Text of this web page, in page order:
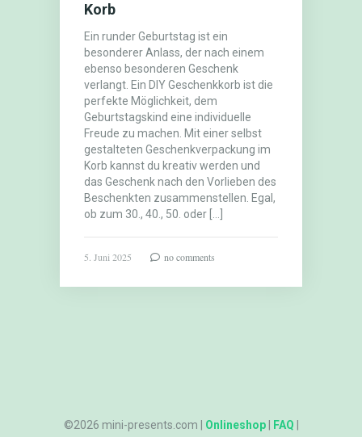
Korb
Ein runder Geburtstag ist ein
besonderer Anlass, der nach einem
ebenso besonderen Geschenk
verlangt. Ein DIY Geschenkkorb ist die
perfekte Möglichkeit, dem
Geburtstagskind eine individuelle
Freude zu machen. Mit einer selbst
gestalteten Geschenkverpackung im
Korb kannst du kreativ werden und
das Geschenk nach den Vorlieben des
Beschenkten zusammenstellen. Egal,
ob zum 30., 40., 50. oder […]
5. Juni 2025 no comments
©2026 mini-presents.com | Onlineshop| FAQ